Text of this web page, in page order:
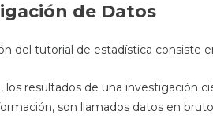
de Datos
del tutorial de estadística consiste
los resultados de una investigación
son llamados datos en